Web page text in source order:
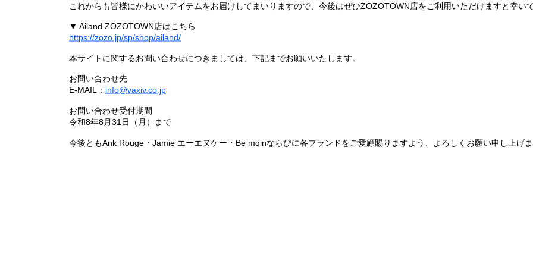
これからも皆様にかわいいアイテムをお届けしてまいりますので、今後はぜひZOZOTOWN店をご利用いただけますと幸いで
▼ Ailand ZOZOTOWN店はこちら
https://zozo.jp/sp/shop/ailand/
本サイトに関するお問い合わせにつきましては、下記までお願いいたします。
お問い合わせ先
E-MAIL： info@vaxiv.co.jp
お問い合わせ受付期間
令和8年8月31日（月）まで
今後ともAnk Rouge・Jamie エーエヌケー・Be mqinならびに各ブランドをご愛顧賜りますよう、よろしくお願い申し上げま